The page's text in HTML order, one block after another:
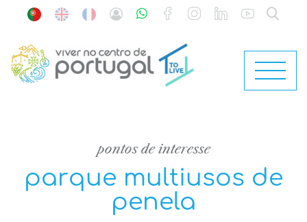
pontos de interesse
parque multiusos de
penela